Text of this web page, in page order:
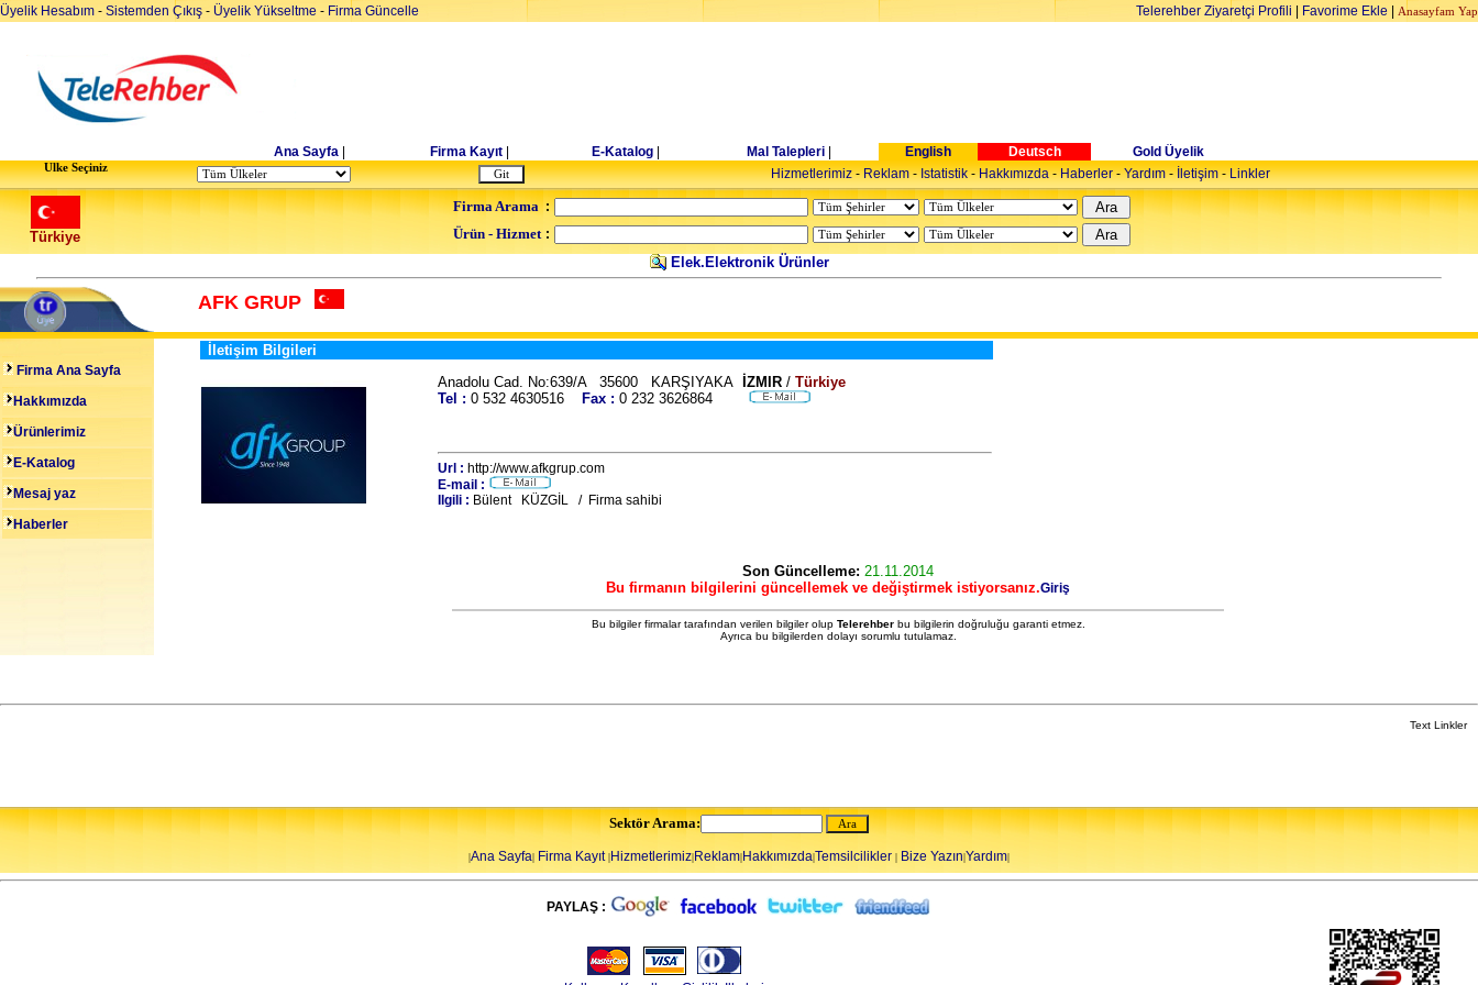
Üyelik Hesabım - Sistemden Çıkış - Üyelik Yükseltme - Firma Güncelle Telerehber Ziyaretçi Profili Favorime Ekle Anasayfam Yap
Ana Sayfa Firma Kayıt E-Katalog Mal Talepleri| English Deutsch Gold Üyelik
Ulke Seçiniz Hizmetlerimiz-Reklam-Istatistik-Hakkımızda-Haberler-Yardım-İletişim-Linkler
Türkiye
Firma Arama :
Ürün - Hizmet :
Elek.Elektronik Ürünler
AFK GRUP
Firma Ana Sayfa
Hakkımızda
Ürünlerimiz
E-Katalog
Mesaj yaz
Haberler
İletişim Bilgileri
Anadolu Cad. No:639/A 35600 KARŞIYAKA
İZMIR / Türkiye
Tel : 0 532 4630516 Fax : 0 232 3626864
Url : http://www.afkgrup.com
E-mail :
Ilgili : Bülent KÜZGİL / Firma sahibi
Son Güncelleme: 21.11.2014
Bu firmanın bilgilerini güncellemek ve değiştirmek istiyorsanız.Giriş
Bu bilgiler firmalar tarafından verilen bilgiler olup Telerehberbu bilgilerin doğruluğu garanti etmez.
Ayrıca bu bilgilerden dolayı sorumlu tutulamaz.
Text Linkler
Sektör Arama:
|Ana Sayfa| Firma Kayıt|Hizmetlerimiz|Reklam|Hakkımızda|Temsilcilikler | Bize Yazın|Yardım|
PAYLAŞ :